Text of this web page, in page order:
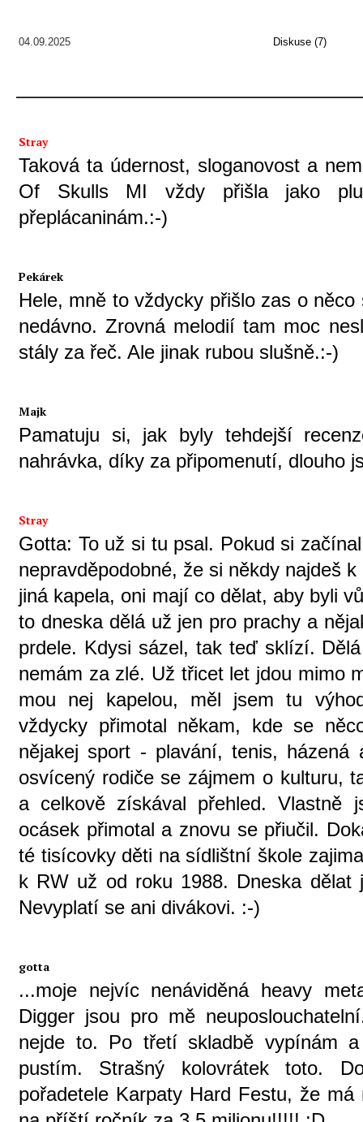
04.09.2025 Diskuse (7)
Stray
Taková ta údernost, sloganovost a
Of Skulls MI vždy přišla jako
přeplácaninám.:-)
Pekárek
Hele, mně to vždycky přišlo zas o
nedávno. Zrovná melodií tam moc
stály za řeč. Ale jinak rubou slušně.:-)
Majk
Pamatuju si, jak byly tehdejší
nahrávka, díky za připomenutí, dlouho
Stray
Gotta: To už si tu psal. Pokud si
nepravděpodobné, že si někdy najdeš
jiná kapela, oni mají co dělat, aby byli
to dneska dělá už jen pro prachy a
prdele. Kdysi sázel, tak teď sklízí.
nemám za zlé. Už třicet let jdou mimo
mou nej kapelou, měl jsem tu
vždycky přimotal někam, kde se
nějakej sport - plavání, tenis,
osvícený rodiče se zájmem o kulturu,
a celkově získával přehled. Vlastně
ocásek přimotal a znovu se přiučil.
té tisícovky děti na sídlištní škole
k RW už od roku 1988. Dneska
Nevyplatí se ani divákovi. :-)
gotta
...moje nejvíc nenáviděná heavy
Digger jsou pro mě
nejde to. Po třetí skladbě vypínám
pustím. Strašný kolovrátek toto.
pořadetele Karpaty Hard Festu, že